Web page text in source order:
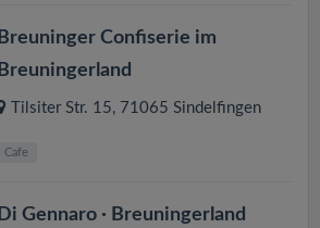
Breuninger Confiserie im
Breuningerland
Tilsiter Str. 15, 71065 Sindelfingen
Cafe
Di Gennaro · Breuningerland